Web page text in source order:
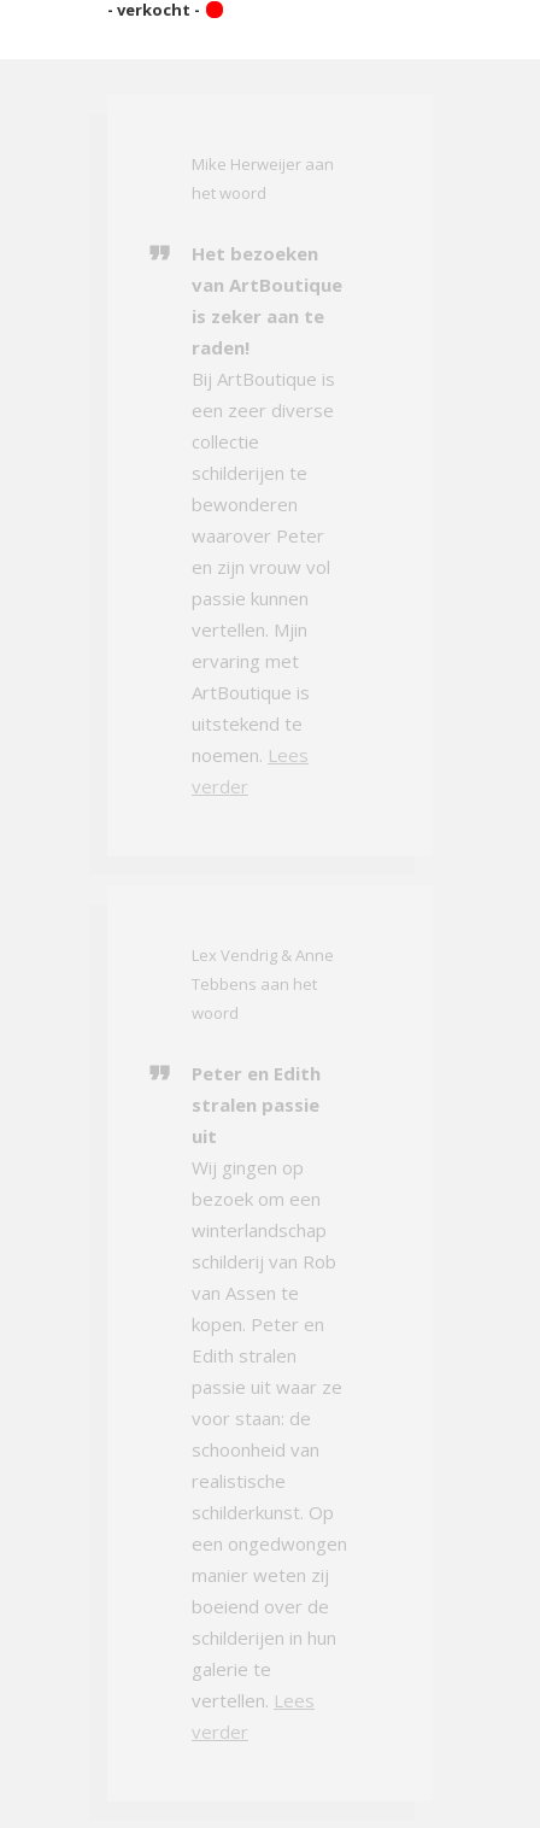
- verkocht -
Mike Herweijer aan
het woord
Het bezoeken
van ArtBoutique
is zeker aan te
raden!
Bij ArtBoutique is
een zeer diverse
collectie
schilderijen te
bewonderen
waarover Peter
en zijn vrouw vol
passie kunnen
vertellen. Mjin
ervaring met
ArtBoutique is
uitstekend te
noemen. Lees
verder
Lex Vendrig & Anne
Tebbens aan het
woord
Peter en Edith
stralen passie
uit
Wij gingen op
bezoek om een
winterlandschap
schilderij van Rob
van Assen te
kopen. Peter en
Edith stralen
passie uit waar ze
voor staan: de
schoonheid van
realistische
schilderkunst. Op
een ongedwongen
manier weten zij
boeiend over de
schilderijen in hun
galerie te
vertellen. Lees
verder